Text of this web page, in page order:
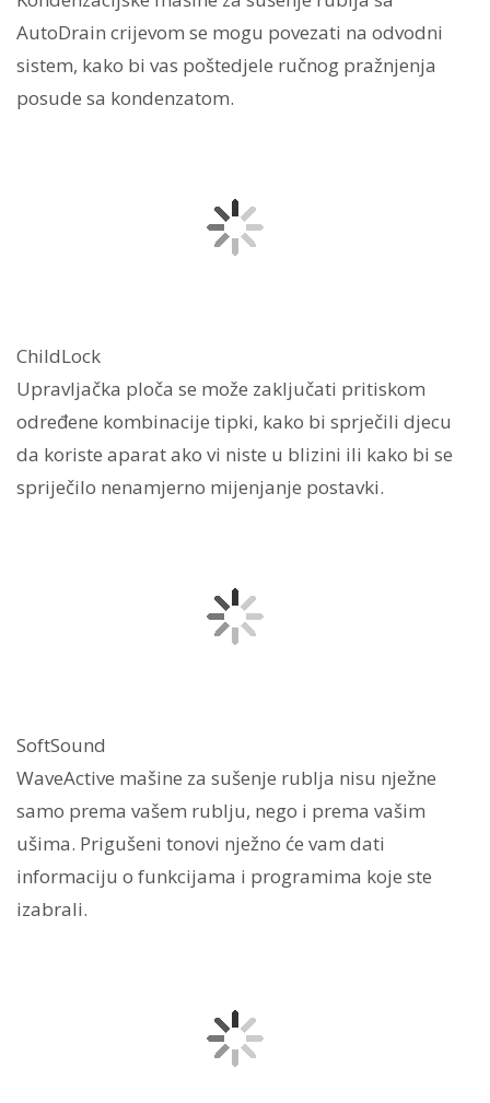
AutoDrain crijevom se mogu povezati na odvodni
sistem, kako bi vas poštedjele ručnog pražnjenja
posude sa kondenzatom.
ChildLock
Upravljačka ploča se može zaključati pritiskom
određene kombinacije tipki, kako bi sprječili djecu
da koriste aparat ako vi niste u blizini ili kako bi se
spriječilo nenamjerno mijenjanje postavki.
SoftSound
WaveActive mašine za sušenje rublja nisu nježne
samo prema vašem rublju, nego i prema vašim
ušima. Prigušeni tonovi nježno će vam dati
informaciju o funkcijama i programima koje ste
izabrali.